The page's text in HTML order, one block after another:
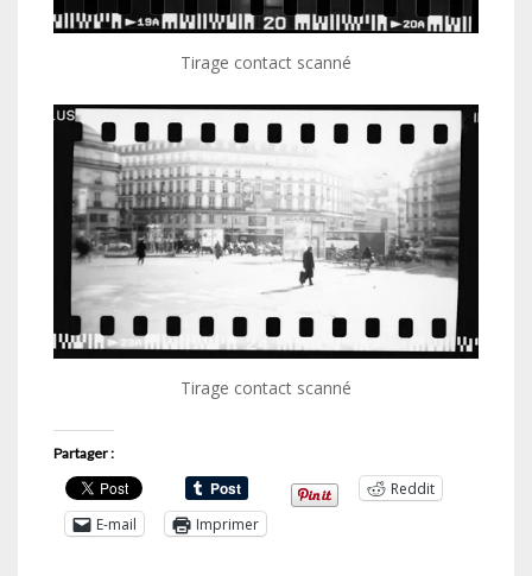
Tirage contact scanné
Tirage contact scanné
Partager :
Reddit
E-mail
Imprimer